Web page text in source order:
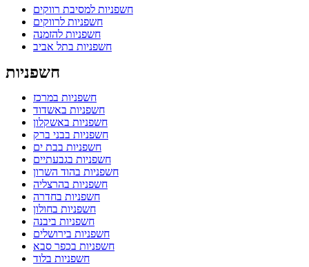
חשפניות למסיבת רווקים
חשפניות לרווקים
חשפניות להזמנה
חשפניות בתל אביב
חשפניות
חשפניות במרכז
חשפניות באשדוד
חשפניות באשקלון
חשפניות בבני ברק
חשפניות בבת ים
חשפניות בגבעתיים
חשפניות בהוד השרון
חשפניות בהרצליה
חשפניות בחדרה
חשפניות בחולון
חשפניות ביבנה
חשפניות בירושלים
חשפניות בכפר סבא
חשפניות בלוד